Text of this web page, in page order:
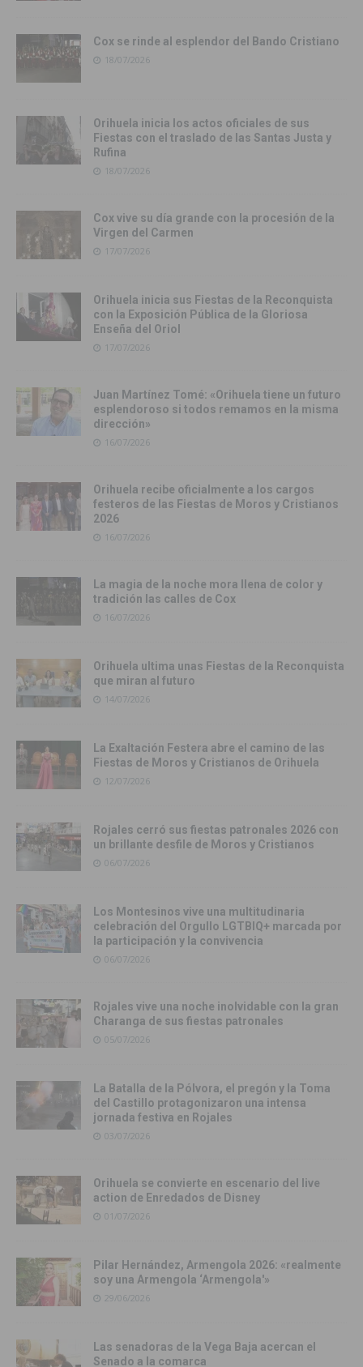
Cox se rinde al esplendor del Bando Cristiano
18/07/2026
Orihuela inicia los actos oficiales de sus
Fiestas con el traslado de las Santas Justa y
Rufina
18/07/2026
Cox vive su día grande con la procesión de la
Virgen del Carmen
17/07/2026
Orihuela inicia sus Fiestas de la Reconquista
con la Exposición Pública de la Gloriosa
Enseña del Oriol
17/07/2026
Juan Martínez Tomé: «Orihuela tiene un futuro
esplendoroso si todos remamos en la misma
dirección»
16/07/2026
Orihuela recibe oficialmente a los cargos
festeros de las Fiestas de Moros y Cristianos
2026
16/07/2026
La magia de la noche mora llena de color y
tradición las calles de Cox
16/07/2026
Orihuela ultima unas Fiestas de la Reconquista
que miran al futuro
14/07/2026
La Exaltación Festera abre el camino de las
Fiestas de Moros y Cristianos de Orihuela
12/07/2026
Rojales cerró sus fiestas patronales 2026 con
un brillante desfile de Moros y Cristianos
06/07/2026
Los Montesinos vive una multitudinaria
celebración del Orgullo LGTBIQ+ marcada por
la participación y la convivencia
06/07/2026
Rojales vive una noche inolvidable con la gran
Charanga de sus fiestas patronales
05/07/2026
La Batalla de la Pólvora, el pregón y la Toma
del Castillo protagonizaron una intensa
jornada festiva en Rojales
03/07/2026
Orihuela se convierte en escenario del live
action de Enredados de Disney
01/07/2026
Pilar Hernández, Armengola 2026: «realmente
soy una Armengola ‘Armengola'»
29/06/2026
Las senadoras de la Vega Baja acercan el
Senado a la comarca